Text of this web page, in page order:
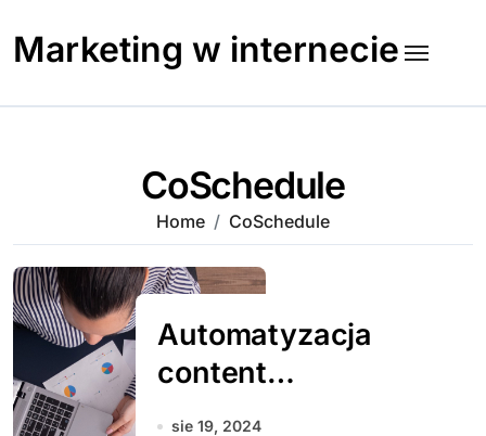
content
Marketing w internecie
CoSchedule
Home CoSchedule
Automatyzacja
content
marketingu – jakie
sie 19, 2024